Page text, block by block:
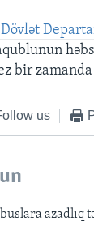
Dövlət
bir zamanda
us
azadlıq